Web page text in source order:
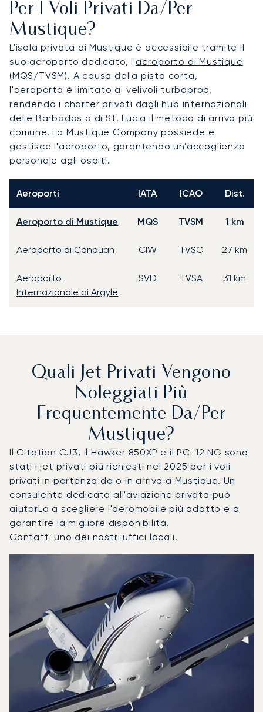
Per I Voli Privati Da/per
Mustique?
L'isola privata di Mustique è accessibile tramite il
suo aeroporto dedicato, l'aeroporto di Mustique
(MQS/TVSM). A causa della pista corta,
l'aeroporto è limitato ai velivoli turboprop,
rendendo i charter privati dagli hub internazionali
delle Barbados o di St. Lucia il metodo di arrivo più
comune. La Mustique Company possiede e
gestisce l'aeroporto, garantendo un'accoglienza
personale agli ospiti.
Aeroporti IATA ICAO Dist.
Aeroporto di Mustique MQS TVSM 1 km
Aeroporto di Canouan CIW TVSC 27 km
Aeroporto
Internazionale di Argyle
SVD TVSA 31 km
Quali Jet Privati Vengono
Noleggiati Più
Frequentemente Da/per
Mustique?
Il Citation CJ3, il Hawker 850XP e il PC-12 NG sono
stati i jet privati più richiesti nel 2025 per i voli
privati in partenza da o in arrivo a Mustique. Un
consulente dedicato all'aviazione privata può
aiutarLa a scegliere l'aeromobile più adatto e a
garantire la migliore disponibilità.
Contatti uno dei nostri uffici locali.
Modello di aeromobile
Velocità (nodi)